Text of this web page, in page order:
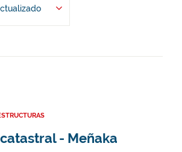
- Meñaka